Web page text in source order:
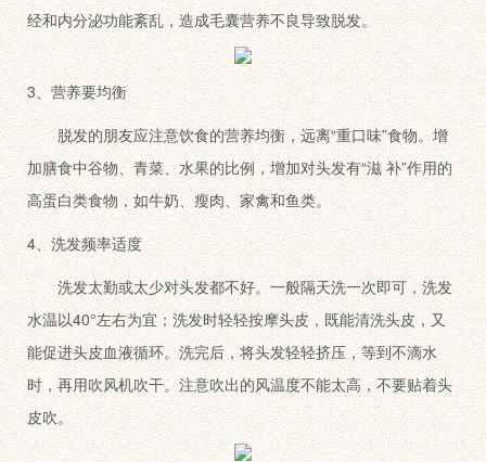
经和内分泌功能紊乱，造成毛囊营养不良导致脱发。
3、营养要均衡
脱发的朋友应注意饮食的营养均衡，远离“重口味”食物。增
加膳食中谷物、青菜、水果的比例，增加对头发有“滋 补”作用的
高蛋白类食物，如牛奶、瘦肉、家禽和鱼类。
4、洗发频率适度
洗发太勤或太少对头发都不好。一般隔天洗一次即可，洗发
水温以40°左右为宜；洗发时轻轻按摩头皮，既能清洗头皮，又
能促进头皮血液循环。洗完后，将头发轻轻挤压，等到不滴水
时，再用吹风机吹干。注意吹出的风温度不能太高，不要贴着头
皮吹。